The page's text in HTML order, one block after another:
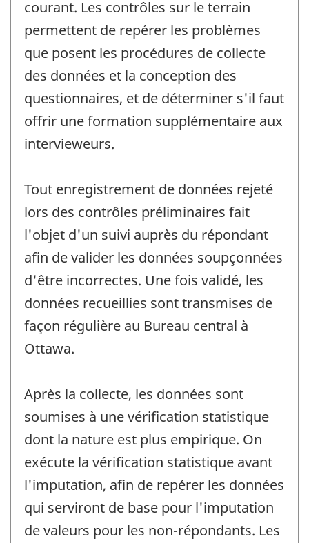
courant. Les contrôles sur le terrain
permettent de repérer les problèmes
que posent les procédures de collecte
des données et la conception des
questionnaires, et de déterminer s'il faut
offrir une formation supplémentaire aux
intervieweurs.
Tout enregistrement de données rejeté
lors des contrôles préliminaires fait
l'objet d'un suivi auprès du répondant
afin de valider les données soupçonnées
d'être incorrectes. Une fois validé, les
données recueillies sont transmises de
façon régulière au Bureau central à
Ottawa.
Après la collecte, les données sont
soumises à une vérification statistique
dont la nature est plus empirique. On
exécute la vérification statistique avant
l'imputation, afin de repérer les données
qui serviront de base pour l'imputation
de valeurs pour les non-répondants. Les